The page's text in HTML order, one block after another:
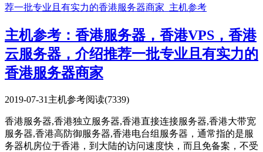
主机参考：香港服务器，香港VPS，香港
云服务器，介绍推荐一批专业且有实力的
香港服务器商家
2019-07-31 主机参考阅读(7339)
香港服务器,香港独立服务器,香港直接连接服务器,香港大带宽
服务器,香港高防御服务器,香港电台组服务器，通常指的是服
务器机房位于香港，到大陆的访问速度快，而且免备案，不受